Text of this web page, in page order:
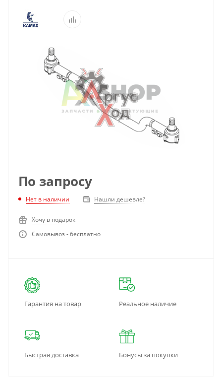
По запросу
Нет в наличии Нашли дешевле?
Хочу в подарок
Самовывоз - бесплатно
Гарантия на товар Реальное наличие
Быстрая доставка Бонусы за покупки